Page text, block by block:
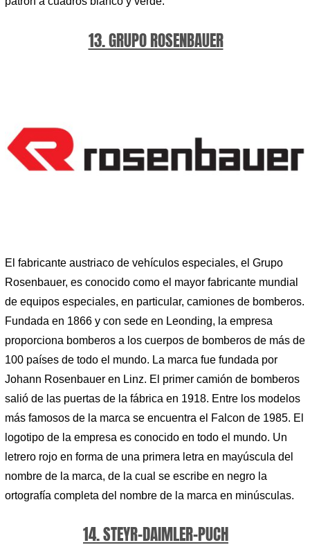
13. GRUPO ROSENBAUER
El fabricante austriaco de vehículos especiales, el Grupo
Rosenbauer, es conocido como el mayor fabricante mundial
de equipos especiales, en particular, camiones de bomberos.
Fundada en 1866 y con sede en Leonding, la empresa
proporciona bomberos a los cuerpos de bomberos de más de
100 países de todo el mundo. La marca fue fundada por
Johann Rosenbauer en Linz. El primer camión de bomberos
salió de las puertas de la fábrica en 1918. Entre los modelos
más famosos de la marca se encuentra el Falcon de 1985. El
logotipo de la empresa es conocido en todo el mundo. Un
letrero rojo en forma de una primera letra en mayúscula del
nombre de la marca, de la cual se escribe en negro la
ortografía completa del nombre de la marca en minúsculas.
14. STEYR-DAIMLER-PUCH